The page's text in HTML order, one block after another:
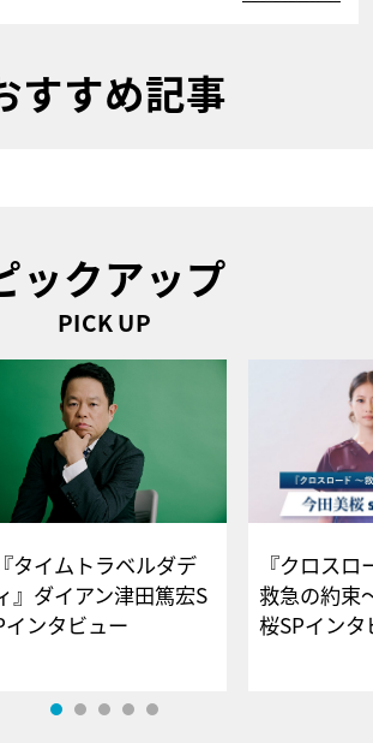
すすめ記事
ックアップ
PICK UP
『タイムトラベルダデ
』ダイアン津田篤宏S
インタビュー
『クロス
救急の約束
桜SPイ